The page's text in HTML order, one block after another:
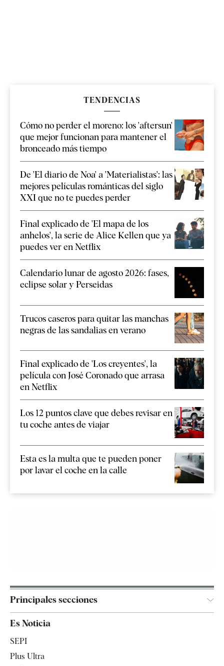
TENDENCIAS
Cómo no perder el moreno: los 'aftersun'
que mejor funcionan para mantener el
bronceado más tiempo
De 'El diario de Noa' a 'Materialistas': las
mejores películas románticas del siglo
XXI que no te puedes perder
Final explicado de 'El mapa de los
anhelos', la serie de Alice Kellen que ya
puedes ver en Netflix
Calendario lunar de agosto 2026: fases,
eclipse solar y Perseidas
Trucos caseros para quitar las manchas
negras de las sandalias en verano
Final explicado de 'Los creyentes', la
película con José Coronado que arrasa
en Netflix
Los 12 puntos clave que debes revisar en
tu coche antes de viajar
Esta es la multa que te pueden poner
por lavar el coche en la calle
Principales secciones
España
Es Noticia
SEPI
Plus Ultra